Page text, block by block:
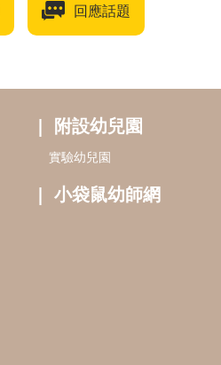
回應話題
附設幼兒園
實驗幼兒園
小袋鼠幼師網